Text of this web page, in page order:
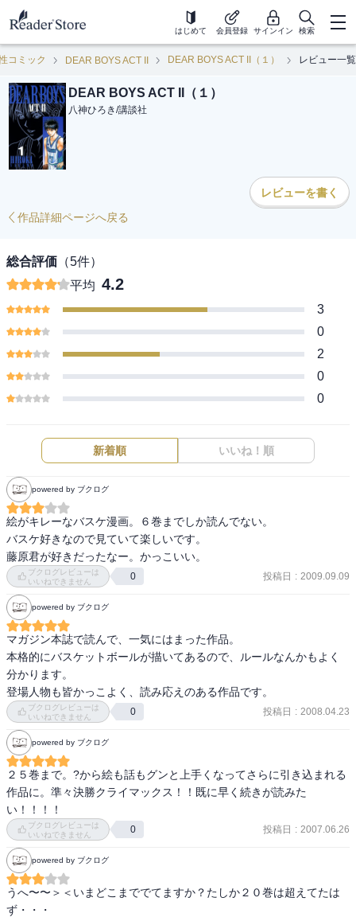
はじめて 会員登録 サインイン 検索
コミック DEAR BOYS ACT II DEAR BOYS ACT II（１） レビュー一覧
DEAR BOYS ACT II（１）
八神ひろき/講談社
レビューを書く
作品詳細ページへ戻る
総合評価 （5件）
平均 4.2
3
0
2
0
0
新着順 いいね！順
powered by ブクログ
絵がキレーなバスケ漫画。６巻までしか読んでない。
バスケ好きなので見ていて楽しいです。
藤原君が好きだったなー。かっこいい。
ブクログレビューは
いいねできません
0 投稿日 : 2009.09.09
powered by ブクログ
マガジン本誌で読んで、一気にはまった作品。
本格的にバスケットボールが描いてあるので、ルールなんかもよく
分かります。
登場人物も皆かっこよく、読み応えのある作品です。
ブクログレビューは
いいねできません
0 投稿日 : 2008.04.23
powered by ブクログ
２５巻まで。?から絵も話もグンと上手くなってさらに引き込まれる
作品に。準々決勝クライマックス！！既に早く続きが読みた
い！！！！
ブクログレビューは
いいねできません
0 投稿日 : 2007.06.26
powered by ブクログ
うへ〜〜＞＜いまどこまででてますか？たしか２０巻は超えてたは
ず・・・